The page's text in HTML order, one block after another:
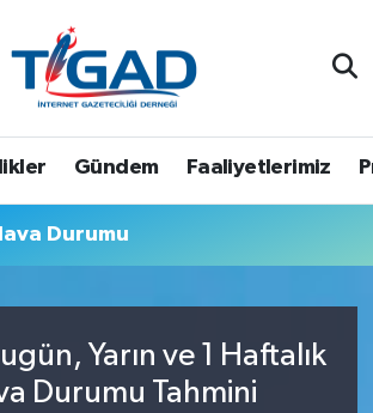
Gündem Faaliyetlerimiz
Durumu
Yarın ve 1 Haftalık
Durumu Tahmini